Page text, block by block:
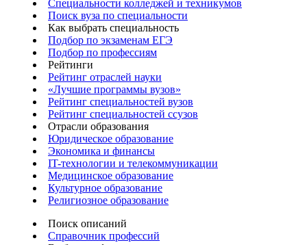
Специальности колледжей и техникумов
Поиск вуза по специальности
Как выбрать специальность
Подбор по экзаменам ЕГЭ
Подбор по профессиям
Рейтинги
Рейтинг отраслей науки
«Лучшие программы вузов»
Рейтинг специальностей вузов
Рейтинг специальностей ссузов
Отрасли образования
Юридическое образование
Экономика и финансы
IT-технологии и телекоммуникации
Медицинское образование
Культурное образование
Религиозное образование
Поиск описаний
Справочник профессий